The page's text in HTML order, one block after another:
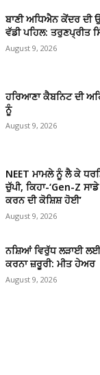
ਬਾਣੀ ਅਧਿਐਨ ਕੇਂਦਰ ਦੀ
ਵੱਡੀ ਪਹਿਲ: ਤਰੁਣਪ੍ਰੀਤ
August 9, 2026
ਹਰਿਆਣਾ ਕੈਬਨਿਟ ਦੀ
ਨੂੰ
August 9, 2026
NEET ਮਾਮਲੇ ਨੂੰ ਲੈ ਕੇ
ਚੁੱਪੀ, ਕਿਹਾ-‘Gen-Z
ਕਰਨ ਦੀ ਕੋਸ਼ਿਸ਼ ਹੋਈ’
August 9, 2026
ਨਸ਼ਿਆਂ ਵਿਰੁੱਧ ਲੜਾਈ ਲਈ
ਕਰਨਾ ਜ਼ਰੂਰੀ: ਮੀਤ ਹੇਅਰ
August 9, 2026